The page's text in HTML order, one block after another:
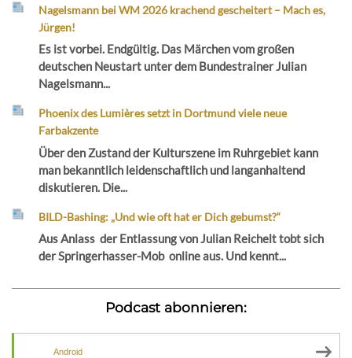
Nagelsmann bei WM 2026 krachend gescheitert – Mach es,
Jürgen!
Es ist vorbei. Endgültig. Das Märchen vom großen
deutschen Neustart unter dem Bundestrainer Julian
Nagelsmann...
Phoenix des Lumières setzt in Dortmund viele neue
Farbakzente
Über den Zustand der Kulturszene im Ruhrgebiet kann
man bekanntlich leidenschaftlich und langanhaltend
diskutieren. Die...
BILD-Bashing: „Und wie oft hat er Dich gebumst?“
Aus Anlass der Entlassung von Julian Reichelt tobt sich
der Springerhasser-Mob online aus. Und kennt...
Podcast abonnieren:
Android